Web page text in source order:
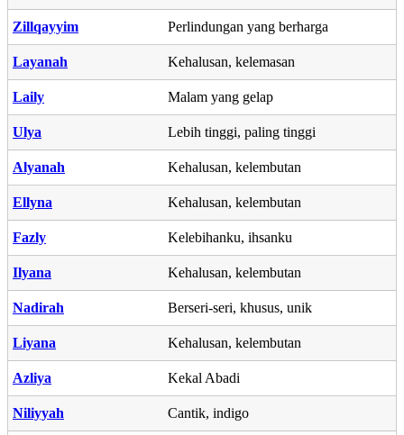
Zillqayyim Perlindungan yang berharga
Layanah Kehalusan, kelemasan
Laily Malam yang gelap
Ulya Lebih tinggi, paling tinggi
Alyanah Kehalusan, kelembutan
Ellyna Kehalusan, kelembutan
Fazly Kelebihanku, ihsanku
Ilyana Kehalusan, kelembutan
Nadirah Berseri-seri, khusus, unik
Liyana Kehalusan, kelembutan
Azliya Kekal Abadi
Niliyyah Cantik, indigo